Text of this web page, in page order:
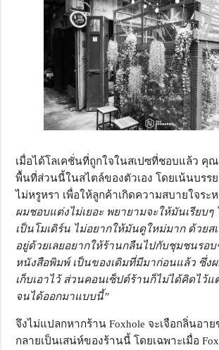
เมื่อได้โลเคชั่นที่ถูกใจในสเปซที่ชอบแล้ว คุณ
พื้นที่ส่วนนี้ในสไตล์ของตัวเอง โดยเน้นบรรย
ไม่หรูหรา เพื่อให้ลูกค้าเกิดความสบายใจระ
ผมชอบแต่งไม่เยอะ พยายามจะให้มันเรียบๆ
เป็นโมเดิร์น ไม่อยากให้มันดูใหม่มาก ด้วยส
อยู่ด้วยเลยอยากให้ร้านกลืนไปกับชุมชนรอบ
หนังสือพิมพ์ เป็นของเดิมที่มีมาก่อนแล้ว ซึ่ง
เก็บเอาไว้ ส่วนคอนเซ็ปต์ร้านก็ไม่ได้คิดไว้แ
จนได้ออกมาแบบนี้”
จึงไม่แปลกหากร้าน Foxhole จะเจือกลิ่นอา
กลายเป็นเสน่ห์ของร้านนี้ โดยเฉพาะเมื่อ